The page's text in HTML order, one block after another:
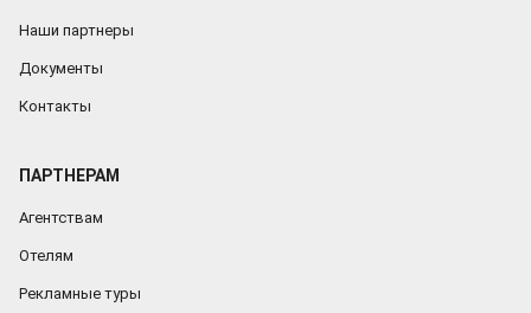
Наши партнеры
Документы
Контакты
ПАРТНЕРАМ
Агентствам
Отелям
Рекламные туры